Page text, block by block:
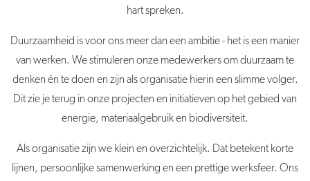
hart spreken.
Duurzaamheid is voor ons meer dan een ambitie - het is een manier
van werken. We stimuleren onze medewerkers om duurzaam te
denken én te doen en zijn als organisatie hierin een slimme volger.
Dit zie je terug in onze projecten en initiatieven op het gebied van
energie, materiaalgebruik en biodiversiteit.
Als organisatie zijn we klein en overzichtelijk. Dat betekent korte
lijnen, persoonlijke samenwerking en een prettige werksfeer. Ons